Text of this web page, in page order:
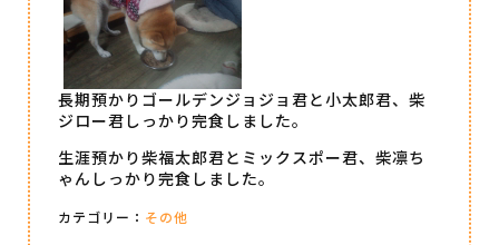
長期預かりゴールデンジョジョ君と小太郎君、柴
ジロー君しっかり完食しました。
生涯預かり柴福太郎君とミックスポー君、柴凛ち
ゃんしっかり完食しました。
カテゴリー： その他